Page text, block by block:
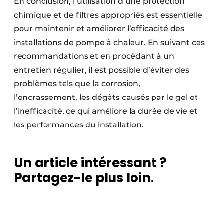
chimique et de filtres appropriés est essentielle
pour maintenir et améliorer l’efficacité des
installations de pompe à chaleur. En suivant ces
recommandations et en procédant à un
entretien régulier, il est possible d’éviter des
problèmes tels que la corrosion,
l’encrassement, les dégâts causés par le gel et
l’inefficacité, ce qui améliore la durée de vie et
les performances du installation.
Un article intéressant ?
Partagez-le plus loin.